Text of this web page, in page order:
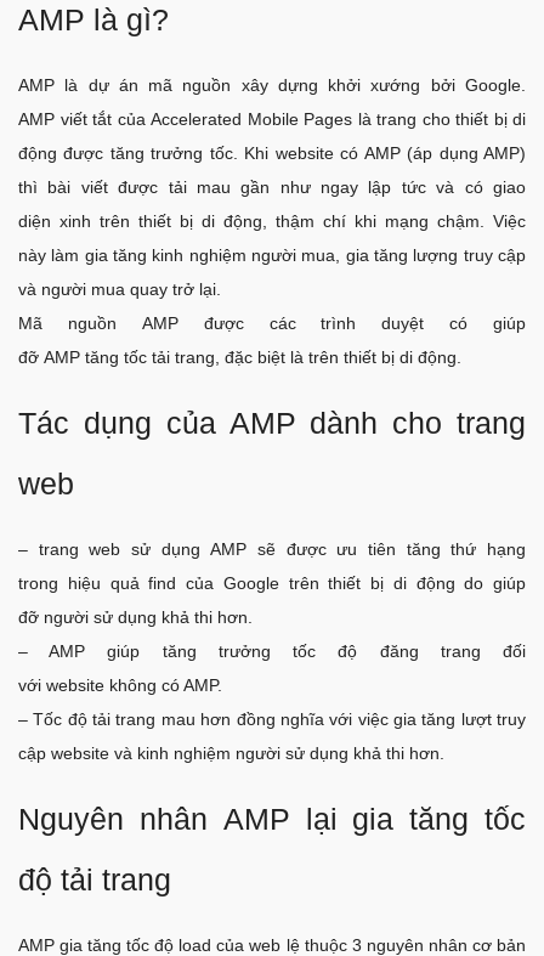
AMP là gì?
AMP là dự án mã nguồn xây dựng khởi xướng bởi Google.
AMP viết tắt của Accelerated Mobile Pages là trang cho thiết bị di
động được tăng trưởng tốc. Khi website có AMP (áp dụng AMP)
thì bài viết được tải mau gần như ngay lập tức và có giao
diện xinh trên thiết bị di động, thậm chí khi mạng chậm. Việc
này làm gia tăng kinh nghiệm người mua, gia tăng lượng truy cập
và người mua quay trở lại.
Mã nguồn AMP được các trình duyệt có giúp
đỡ AMP tăng tốc tải trang, đặc biệt là trên thiết bị di động.
Tác dụng của AMP dành cho trang
web
– trang web sử dụng AMP sẽ được ưu tiên tăng thứ hạng
trong hiệu quả find của Google trên thiết bị di động do giúp
đỡ người sử dụng khả thi hơn.
– AMP giúp tăng trưởng tốc độ đăng trang đối
với website không có AMP.
– Tốc độ tải trang mau hơn đồng nghĩa với việc gia tăng lượt truy
cập website và kinh nghiệm người sử dụng khả thi hơn.
Nguyên nhân AMP lại gia tăng tốc
độ tải trang
AMP gia tăng tốc độ load của web lệ thuộc 3 nguyên nhân cơ bản